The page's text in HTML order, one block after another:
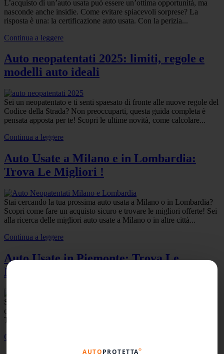
L’acquisto di un’auto usata può essere un’ottima opportunità, ma
nasconde anche insidie. Come evitare spiacevoli sorprese? La
risposta è una: la certificazione auto usata. Con la perizia...
Continua a leggere
Auto neopatentati 2025: limiti, regole e
modelli auto ideali
Sei un neopatentato e ti senti spaesato di fronte alle nuove regole del
Codice della Strada? Non preoccuparti, questa guida completa è
pensata apposta per te! Scopri le ultime novità, come calcolare...
Continua a leggere
Auto Usate a Milano e in Lombardia:
Trova Le Migliori !
Stai cercando la tua prossima auto usata a Milano o in Lombardia?
Scopri come fare un acquisto sicuro e trovare le migliori offerte! Sei
alla ricerca delle migliori auto usate a Milano o in altre città...
Continua a leggere
Auto Usate in Piemonte: Trova Le
Migliori Vicino a Te!
Sei alla ricerca di un’auto usata in Piemonte? Scopri le migliori
offerte disponibili nelle principali città come Torino, Asti e Novara.
Ti guideremo nella ricerca dell’auto perfetta, fornendoti...
Continua a leggere
AUTOPROTETTA®